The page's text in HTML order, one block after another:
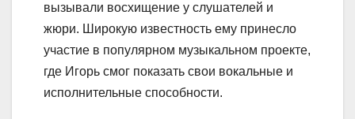
вызывали восхищение у слушателей и
жюри. Широкую известность ему принесло
участие в популярном музыкальном проекте,
где Игорь смог показать свои вокальные и
исполнительные способности.